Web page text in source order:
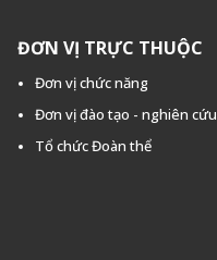
ĐƠN VỊ TRỰC THUỘC
Đơn vị chức năng
Đơn vị đào tạo - nghiên cứu
Tổ chức Đoàn thể